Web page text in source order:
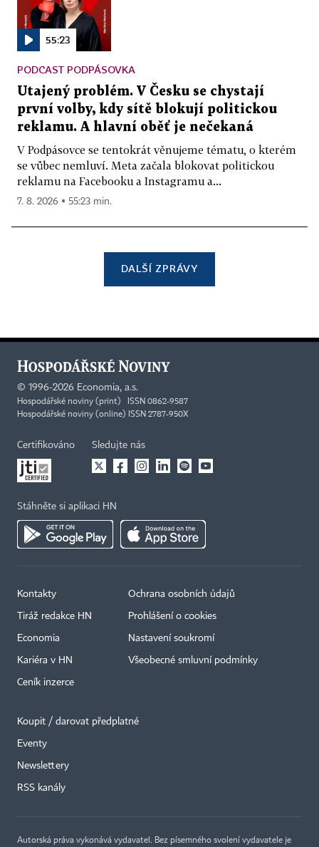
55:23
PODCAST PODPÁSOVKA
Utajený problém. V Česku se chystají
první volby, kdy sítě blokují politickou
reklamu. A hlavní oběť je nečekaná
V Podpásovce se tentokrát věnujeme tématu, o kterém
se vůbec nemluví. Meta začala blokovat politickou
reklamu na Facebooku a Instagramu a...
7. 8. 2026 ▪ 55:23 min.
DALŠÍ ZPRÁVY
© 1996-2026 Economia, a.s.
Hospodářské noviny (print) ISSN 0862-9587
Hospodářské noviny (online) ISSN 2787-950X
Certifikováno Sledujte nás
Stáhněte si aplikaci HN
Kontakty
Tiráž redakce HN
Economia
Kariéra v HN
Ceník inzerce
Ochrana osobních údajů
Prohlášení o cookies
Nastavení soukromí
Všeobecné smluvní podmínky
Koupit / darovat předplatné
Eventy
Newslettery
RSS kanály
Autorská práva vykonává vydavatel. Bez písemného svolení vydavatele je